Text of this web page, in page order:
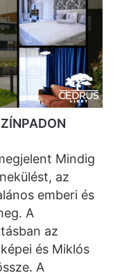
Mindig
az
emberi és
A
az
és Miklós
A